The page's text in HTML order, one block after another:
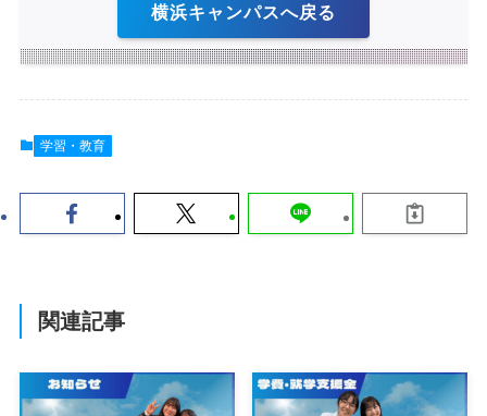
横浜キャンパスへ戻る
学習・教育
関連記事